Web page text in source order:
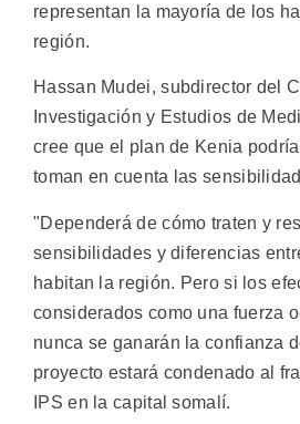
representan la mayoría de los
región.
Hassan Mudei, subdirector del
Investigación y Estudios de
cree que el plan de Kenia
toman en cuenta las
"Dependerá de cómo traten y
sensibilidades y diferencias
habitan la región. Pero si los
considerados como una fuerza
nunca se ganarán la confianza
proyecto estará condenado al
IPS en la capital somalí.